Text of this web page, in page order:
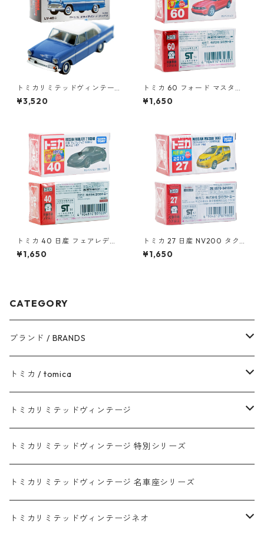
トミカリミテッドヴィンテー
ジ LV-46b プリンス スカイラ
イン デラックス #10212751
¥3,520
トミカ 60 フォード マスタン
グ GT V8（初回特別カラー）#
10472353
¥1,650
トミカ 40 日産 フェアレディ
Z NISMO #10801009
¥1,650
トミカ 27 日産 NV200 タクシ
ー（初回特別仕様）#1087980
0
¥1,650
CATEGORY
ブランド / BRANDS
トヨタ / TOYOTA
ダイハツ / DAIHATSU
マツダ / MAZDA
ホンダ / HONDA
日産 / NISSAN
トミカ / tomica
赤箱 - 現行トミカ
赤箱 - 限定トミカ 初回特別カラー
赤箱 - 絶版（廃盤）トミカ No.1-120
赤箱 - 絶版（廃盤）トミカ No.1-9
赤箱 - 絶版（廃盤）ロングトミカ No.121-
トミカリミテッドヴィンテージ
TLV - NEW LINEUP
TLV - No. LV-00-195
TLV - No. LV-00-09
TLV - 車種別
トミカリミテッドヴィンテージ 特別シリーズ
トミカリミテッドヴィンテージ 名車座シリーズ
トミカリミテッドヴィンテージネオ